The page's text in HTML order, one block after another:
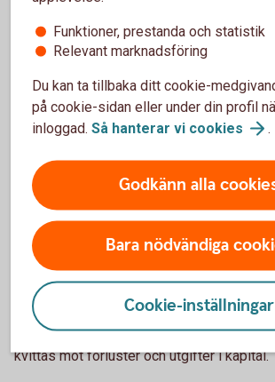
Kvittning av förluster
i kapital – möjligt eller
Kapitalförsäkring – NEJ
För kapitalförsäkringar är schablonskatten
källskatt utan koppling till andra inkomster
betyder att den schablonmässiga
kvittas mot förluster och utgifter i kapital.
Investeringssparkonto (ISK) –
Schablonintäkten på ett
kvittas mot förluster och utgifter i kapital.
Funktioner, prestanda och statistik
Relevant marknadsföring
Du kan ta tillbaka ditt cookie-
på cookie-sidan eller under din profil
inloggad. Så hanterar vi cookies .
Godkänn alla
Bara nödvändiga
Cookie-inställningar